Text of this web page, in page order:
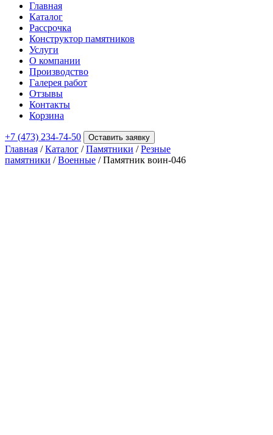
Главная
Каталог
Рассрочка
Конструктор памятников
Услуги
О компании
Производство
Галерея работ
Отзывы
Контакты
Корзина
+7 (473) 234-74-50 Оставить заявку
Главная /Каталог /Памятники /Резные
памятники /Военные / Памятник воин-046